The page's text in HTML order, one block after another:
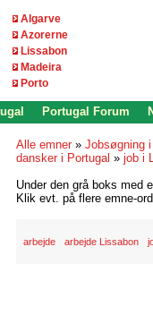
Algarve
Azorerne
Lissabon
Madeira
Porto
Portugal Forum
Alle emner » Jobsøgning
dansker i Portugal » job i
Under den grå boks med
Klik evt. på flere emne-
arbejde arbejde Lissabon